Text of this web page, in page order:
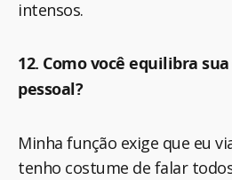
intensos.
12. Como você equilibra
pessoal?
Minha função exige que eu
tenho costume de falar